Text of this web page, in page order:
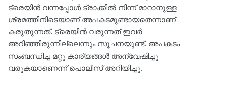
ട്രെയിൻ വന്നപ്പോള്‍ ട്രാക്കിൽ നിന്ന് മാറാനുള്ള
ശ്രമത്തിനിടെയാണ് അപകടമുണ്ടായതെന്നാണ്
കരുതുന്നത്. ട്രെയിൻ വരുന്നത് ഇവര്‍
അറിഞ്ഞിരുന്നില്ലെന്നും സൂചനയുണ്ട്. അപകടം
സംബന്ധിച്ച മറ്റു കാര്യങ്ങള്‍ അന്വേഷിച്ചു
വരുകയാണെന്ന് പൊലീസ് അറിയിച്ചു.